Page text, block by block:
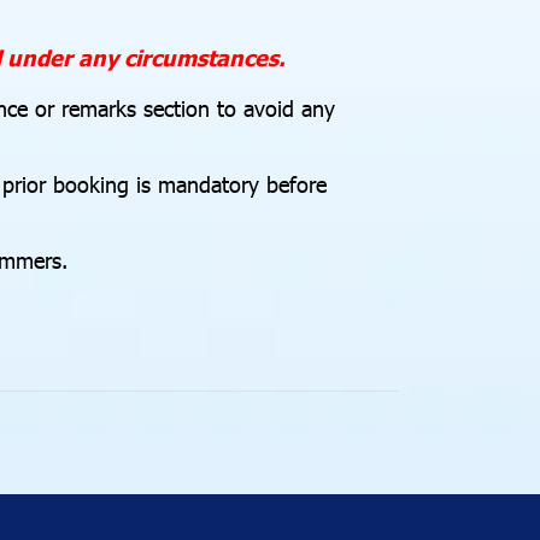
any circumstances.
or remarks section to avoid any
booking is mandatory before